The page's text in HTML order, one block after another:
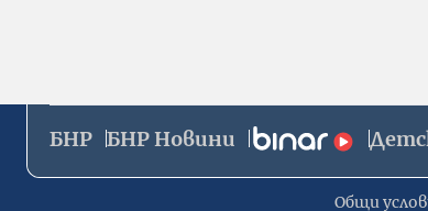
БНР БНР Новини
Общи